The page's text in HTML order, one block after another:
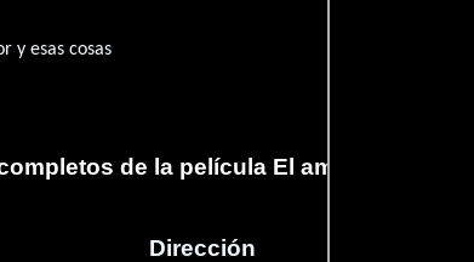
y esas cosas
de la película El amor y esas
Dirección